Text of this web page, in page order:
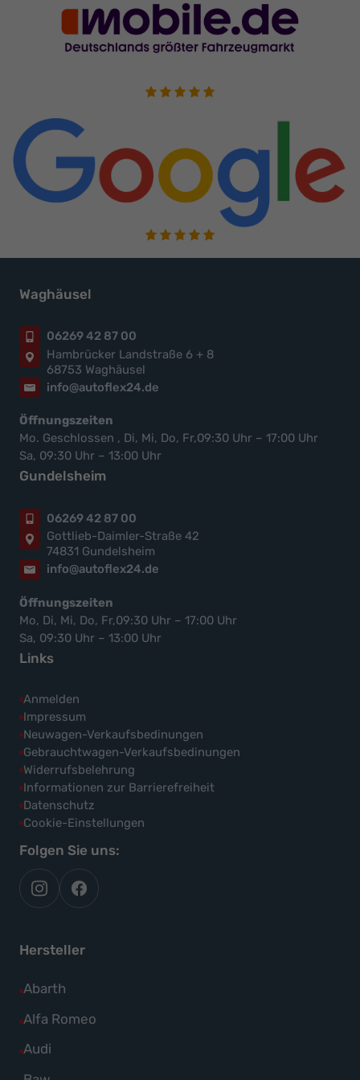
Waghäusel
06269 42 87 00
Hambrücker Landstraße 6 + 8
68753 Waghäusel
info@autoflex24.de
Öffnungszeiten
Mo. Geschlossen , Di, Mi, Do, Fr,09:30 Uhr – 17:00 Uhr
Sa, 09:30 Uhr – 13:00 Uhr
Gundelsheim
06269 42 87 00
Gottlieb-Daimler-Straße 42
74831 Gundelsheim
info@autoflex24.de
Öffnungszeiten
Mo, Di, Mi, Do, Fr,09:30 Uhr – 17:00 Uhr
Sa, 09:30 Uhr – 13:00 Uhr
Links
Anmelden
Impressum
Neuwagen-Verkaufsbedinungen
Gebrauchtwagen-Verkaufsbedinungen
Widerrufsbelehrung
Informationen zur Barrierefreiheit
Datenschutz
Cookie-Einstellungen
Folgen Sie uns:
autoflex
auf
autoflex24
auf
Hersteller
Abarth
Alle
Fahrzeuge
Abarth
Alfa Romeo
Alle
Fahrzeuge
Audi
Alle
Fahrzeuge